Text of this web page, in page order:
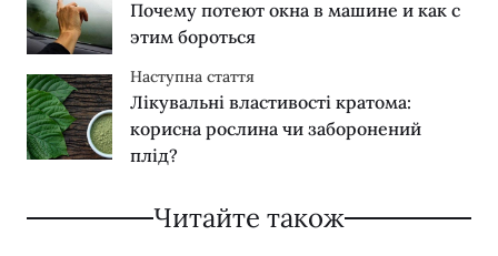
Почему потеют окна в машине и как с
этим бороться
Наступна стаття
Лікувальні властивості кратома:
корисна рослина чи заборонений
плід?
Читайте також